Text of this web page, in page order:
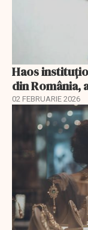
Haos
din România,
02 FEBRUARIE 2026